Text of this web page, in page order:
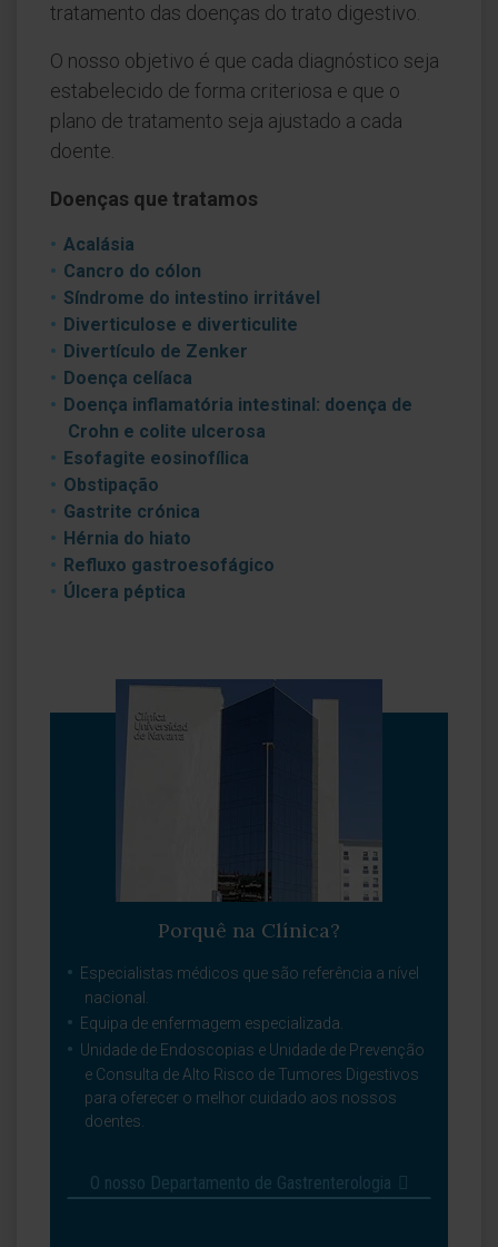
tratamento das doenças do trato digestivo.
O nosso objetivo é que cada diagnóstico seja
estabelecido de forma criteriosa e que o
plano de tratamento seja ajustado a cada
doente.
Doenças que tratamos
Acalásia
Cancro do cólon
Síndrome do intestino irritável
Diverticulose e diverticulite
Divertículo de Zenker
Doença celíaca
Doença inflamatória intestinal: doença de
Crohn e colite ulcerosa
Esofagite eosinofílica
Obstipação
Gastrite crónica
Hérnia do hiato
Refluxo gastroesofágico
Úlcera péptica
Porquê na Clínica?
Especialistas médicos que são referência a nível
nacional.
Equipa de enfermagem especializada.
Unidade de Endoscopias e Unidade de Prevenção
e Consulta de Alto Risco de Tumores Digestivos
para oferecer o melhor cuidado aos nossos
doentes.
O nosso Departamento de Gastrenterologia